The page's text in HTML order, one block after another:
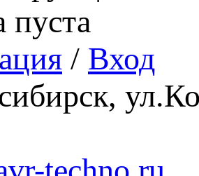
пуста
/ Вход